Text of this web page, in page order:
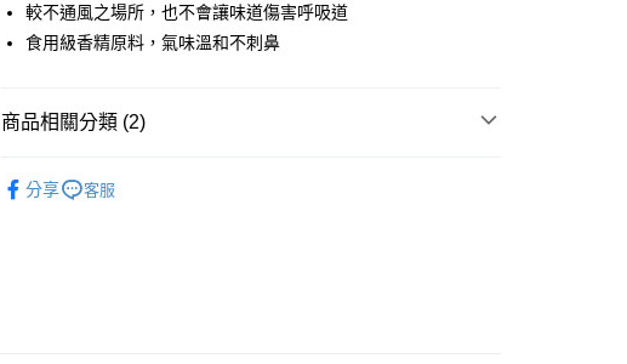
Google Pay
ATM付款
運送方式
較不通風之場所，也不會讓味道傷害呼吸道
食用級香精原料，氣味溫和不刺鼻
商品相關分類 (2)
廚）分享 客服